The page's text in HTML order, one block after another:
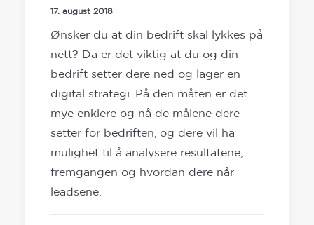
17. august 2018
Ønsker du at din bedrift skal lykkes på
nett? Da er det viktig at du og din
bedrift setter dere ned og lager en
digital strategi. På den måten er det
mye enklere og nå de målene dere
setter for bedriften, og dere vil ha
mulighet til å analysere resultatene,
fremgangen og hvordan dere når
leadsene.